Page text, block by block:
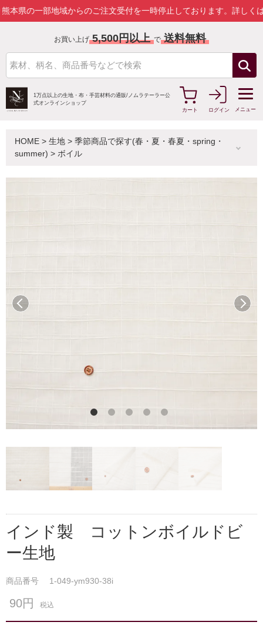
一部地域からのご注文受付を一時停止しております。詳しくはこちら
お買い上げ 5,500円以上 で 送料無料
1万点以上の生地・布・手芸材料の通販/ ノムラテーラー公
式オンラインショップ
カート
ログイン メニュー
HOME > 生地 > 季節商品で探す(春・夏・春夏・spring・
summer) > ボイル
前へ 次へ
インド製 コットンボイルドビ
ー生地
商品番号 1-049-ym930-38i
90円 税込